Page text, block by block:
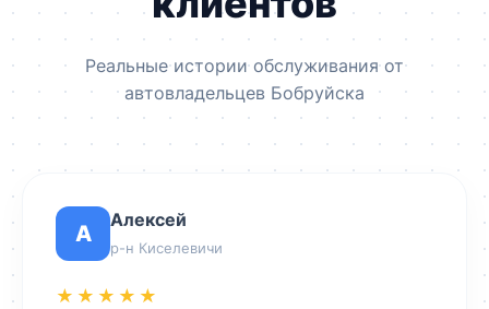
Реальные истории обслуживания от
автовладельцев Бобруйска
А
Алексей
р-н Киселевичи
★★★★★